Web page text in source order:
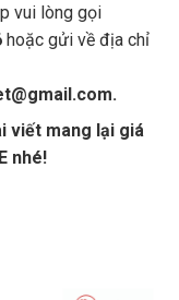
vui lòng gọi
hoặc gửi về địa chỉ
viết mang lại giá
nhé!